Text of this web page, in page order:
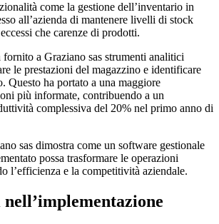
come la gestione dell’inventario in
all’azienda di mantenere livelli di stock
che carenze di prodotti.
a Graziano sas strumenti analitici
le prestazioni del magazzino e identificare
Questo ha portato a una maggiore
più informate, contribuendo a un
complessiva del 20% nel primo anno di
sas dimostra come un software gestionale
possa trasformare le operazioni
l’efficienza e la competitività aziendale.